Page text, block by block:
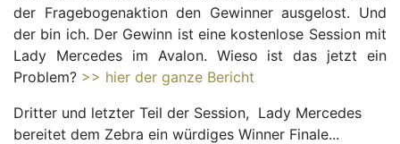
der Fragebogenaktion den Gewinner ausgelost. Und
der bin ich. Der Gewinn ist eine kostenlose Session mit
Lady Mercedes im Avalon. Wieso ist das jetzt ein
Problem? >> hier der ganze Bericht
Dritter und letzter Teil der Session, Lady Mercedes
bereitet dem Zebra ein würdiges Winner Finale...